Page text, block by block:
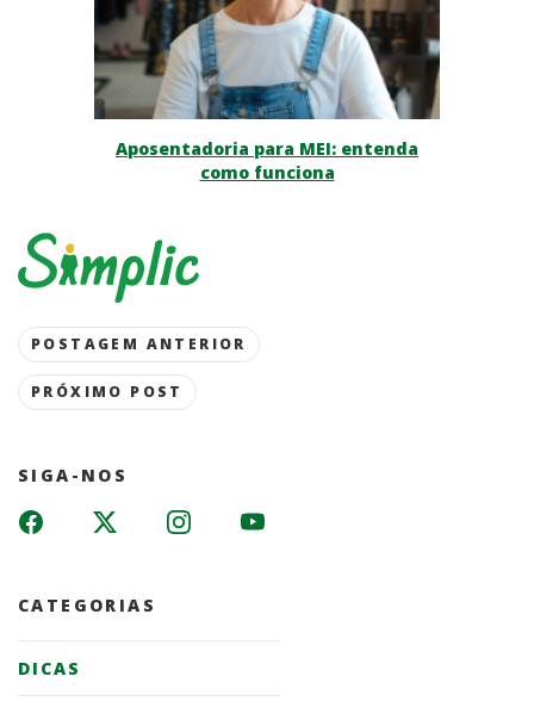
Aposentadoria para MEI: entenda
como funciona
Post
navigation
POSTAGEM ANTERIOR
PRÓXIMO POST
SIGA-NOS
CATEGORIAS
DICAS